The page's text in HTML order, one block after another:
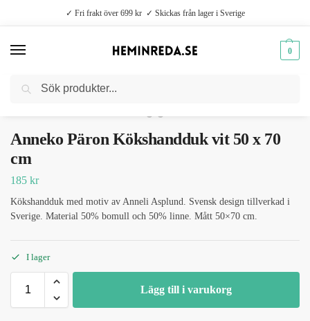
✓ Fri frakt över 699 kr ✓ Skickas från lager i Sverige
0
Hem Kök / Kökshanddukar
Anneko Päron Kökshandduk vit 50 x 70
cm
185 kr
Kökshandduk med motiv av Anneli Asplund. Svensk design tillverkad i
Sverige. Material 50% bomull och 50% linne. Mått 50×70 cm.
I lager
Lägg till i varukorg